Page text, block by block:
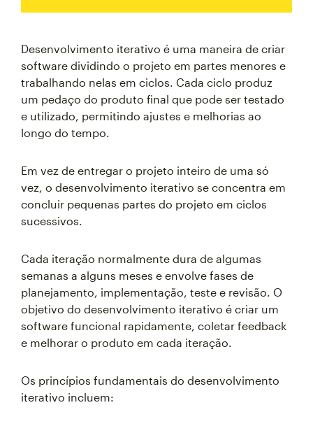
Desenvolvimento iterativo é uma maneira de criar
software dividindo o projeto em partes menores e
trabalhando nelas em ciclos. Cada ciclo produz
um pedaço do produto final que pode ser testado
e utilizado, permitindo ajustes e melhorias ao
longo do tempo.
Em vez de entregar o projeto inteiro de uma só
vez, o desenvolvimento iterativo se concentra em
concluir pequenas partes do projeto em ciclos
sucessivos.
Cada iteração normalmente dura de algumas
semanas a alguns meses e envolve fases de
planejamento, implementação, teste e revisão. O
objetivo do desenvolvimento iterativo é criar um
software funcional rapidamente, coletar feedback
e melhorar o produto em cada iteração.
Os princípios fundamentais do desenvolvimento
iterativo incluem: